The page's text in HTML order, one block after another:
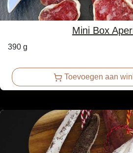
Mini Box
390 g
Toevoegen aan